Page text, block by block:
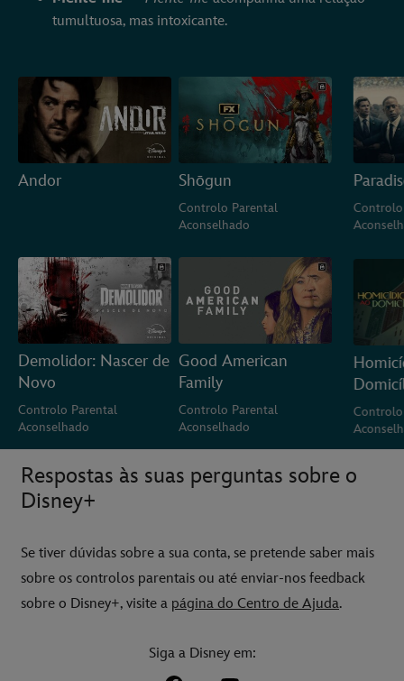
tumultuosa, mas intoxicante.
Andor Shōgun
Controlo Parental
Aconselhado
Demolidor: Nascer de
Novo
Controlo Parental
Aconselhado
Good American
Family
Controlo Parental
Aconselhado
Respostas às suas perguntas sobre o
Disney+
Se tiver dúvidas sobre a sua conta, se pretende saber mais
sobre os controlos parentais ou até enviar-nos feedback
sobre o Disney+, visite a página do Centro de Ajuda.
Siga a Disney em: